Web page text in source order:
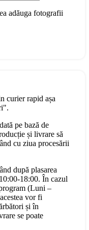
adăuga fotografii
curier rapid așa
pe bază de
și livrare să
cu ziua procesării
după plasarea
18:00. În cazul
(Luni –
vor fi
și în
se poate